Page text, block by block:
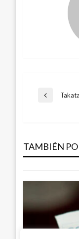
Entrada
TAMBIÉN
El
Giovanni